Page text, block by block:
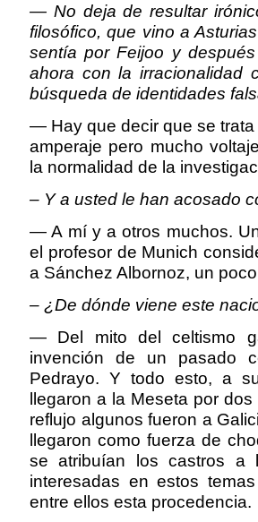
— No deja de resultar
filosófico, que vino a
sentía por Feijoo y
ahora con la irracionalidad
búsqueda de identidades
— Hay que decir que se
amperaje pero mucho
la normalidad de la
– Y a usted le han acosado
— A mí y a otros muchos.
el profesor de Munich
a Sánchez Albornoz, un
– ¿De dónde viene este
— Del mito del celtismo
invención de un pasado
Pedrayo. Y todo esto, a
llegaron a la Meseta por
reflujo algunos fueron a
llegaron como fuerza de
se atribuían los castros a
interesadas en estos
entre ellos esta procedencia.